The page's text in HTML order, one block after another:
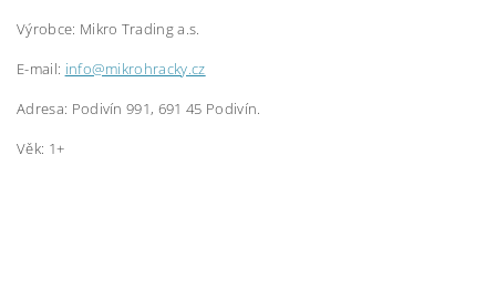
Výrobce: Mikro Trading a.s.
E-mail: info@mikrohracky.cz
Adresa: Podivín 991, 691 45 Podivín.
Věk: 1+